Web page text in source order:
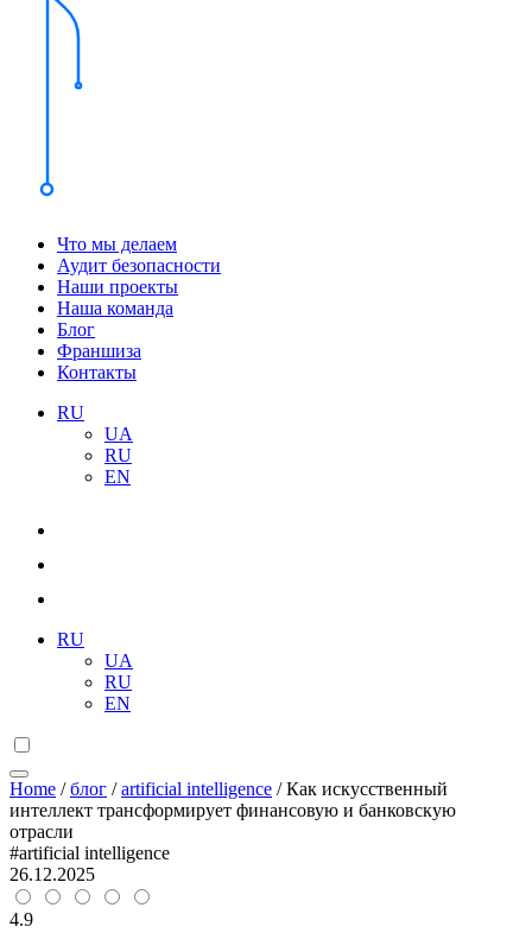
Что мы делаем
Аудит безопасности
Наши проекты
Наша команда
Блог
Франшиза
Контакты
RU
UA
RU
EN
RU
UA
RU
EN
Home /блог /artificial intelligence /Как искусственный
интеллект трансформирует финансовую и банковскую
отрасли
#artificial intelligence
26.12.2025
4.9